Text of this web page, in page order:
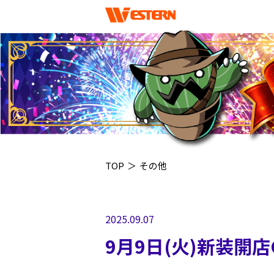
TOP ＞ その他
2025.09.07
9月9日(火)新装開